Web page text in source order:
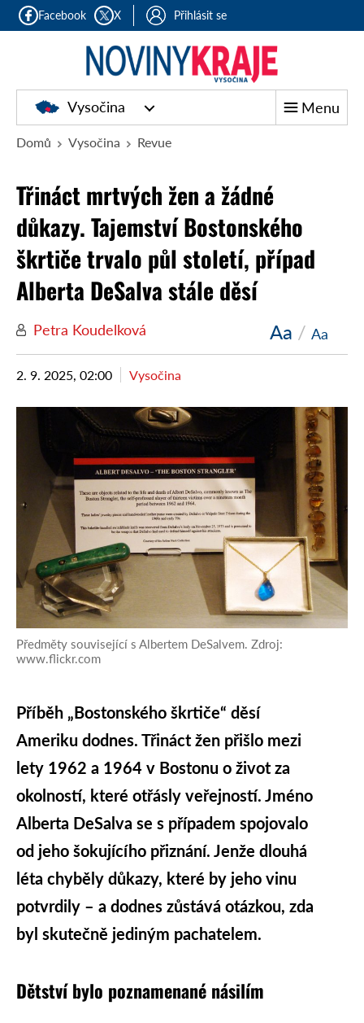
Facebook X Přihlásit se
Vysočina Menu
Domů Vysočina Revue
Třináct mrtvých žen a žádné
důkazy. Tajemství Bostonského
škrtiče trvalo půl století, případ
Alberta DeSalva stále děsí
Petra Koudelková Aa / Aa
2. 9. 2025, 02:00 Vysočina
Předměty související s Albertem DeSalvem. Zdroj:
www.flickr.com
Příběh „Bostonského škrtiče“ děsí
Ameriku dodnes. Třináct žen přišlo mezi
lety 1962 a 1964 v Bostonu o život za
okolností, které otřásly veřejností. Jméno
Alberta DeSalva se s případem spojovalo
od jeho šokujícího přiznání. Jenže dlouhá
léta chyběly důkazy, které by jeho vinu
potvrdily – a dodnes zůstává otázkou, zda
byl skutečně jediným pachatelem.
Dětství bylo poznamenané násilím